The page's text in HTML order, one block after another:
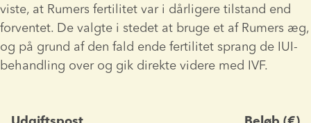
viste, at Rumers fertilitet var i dårligere tilstand end
forventet. De valgte i stedet at bruge et af Rumers æg,
og på grund af den fald ende fertilitet sprang de IUI-
behandling over og gik direkte videre med IVF.